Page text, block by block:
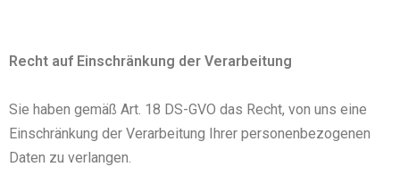
Recht auf Einschränkung der Verarbeitung
Sie haben gemäß Art. 18 DS-GVO das Recht, von uns eine
Einschränkung der Verarbeitung Ihrer personenbezogenen
Daten zu verlangen.